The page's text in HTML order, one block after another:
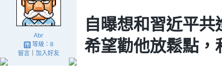
Abr
等級：8
留言｜ 加入好友
自曝想和習近平
希望勸他放鬆點，